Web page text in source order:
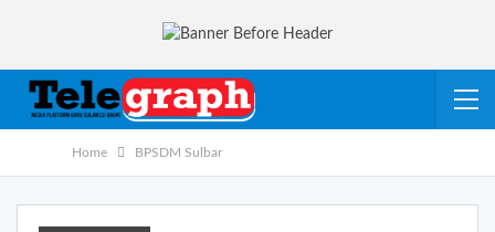
Home BPSDM Sulbar